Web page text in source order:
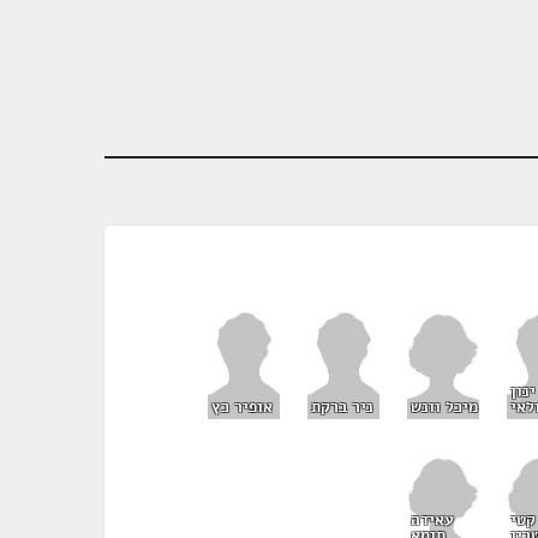
ינון
מיכל וונש ניר ברקת אופיר כץ
קטי עאידה